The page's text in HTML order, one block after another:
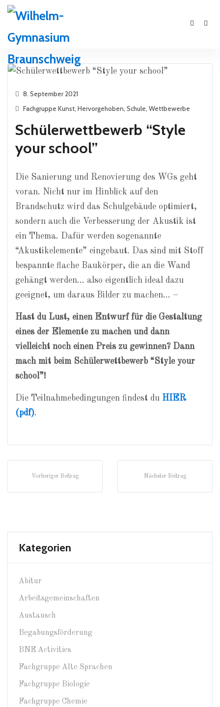
8. September 2021
Fachgruppe Kunst, Hervorgehoben, Schule, Wettbewerbe
Schülerwettbewerb “Style
your school”
Die Sanierung und Renovierung des WGs geht
voran. Nicht nur im Hinblick auf den
Brandschutz wird das Schulgebäude optimiert,
sondern auch die Verbesserung der Akustik ist
ein Thema. Dafür werden sogenannte
“Akustikelemente” eingebaut. Das sind mit Stoff
bespannte flache Baukörper, die an die Wand
gehängt werden… also eigentlich ideal dazu
geeignet, um daraus Bilder zu machen… –
Hast du Lust, einen Entwurf für die Gestaltung
eines der Elemente zu machen und dann
vielleicht noch einen Preis zu gewinnen? Dann
mach mit beim Schülerwettbewerb “Style your
school”!
Die Teilnahmebedingungen findest du HIER
(pdf).
Vorheriger Beitrag Nächster Beitrag
Kategorien
Abitur
Arbeitsgemeinschaften
Austausch
Begabungsförderung
BNE Activities
Fachgruppe Alte Sprachen
Fachgruppe Biologie
Fachgruppe Chemie